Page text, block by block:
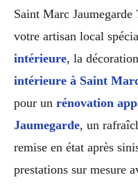
Saint Marc Jaumegarde
votre artisan local
intérieure, la
intérieure à Saint
pour un rénovation
Jaumegarde, un
remise en état après
prestations sur mesure